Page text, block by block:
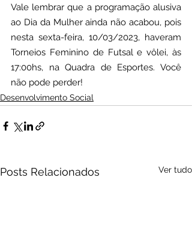
Vale lembrar que a programação alusiva
ao Dia da Mulher ainda não acabou, pois
nesta sexta-feira, 10/03/2023, haveram
Torneios Feminino de Futsal e vôlei, às
17:00hs, na Quadra de Esportes. Você
não pode perder!
Desenvolvimento Social
Posts Relacionados Ver tudo